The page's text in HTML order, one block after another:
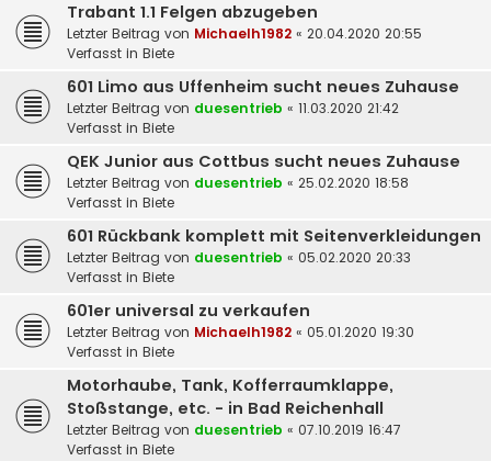
Trabant 1.1 Felgen abzugeben
Letzter Beitrag von Michaelh1982 « 20.04.2020 20:55
Verfasst in Biete
601 Limo aus Uffenheim sucht neues Zuhause
Letzter Beitrag von duesentrieb « 11.03.2020 21:42
Verfasst in Biete
QEK Junior aus Cottbus sucht neues Zuhause
Letzter Beitrag von duesentrieb « 25.02.2020 18:58
Verfasst in Biete
601 Rückbank komplett mit Seitenverkleidungen
Letzter Beitrag von duesentrieb « 05.02.2020 20:33
Verfasst in Biete
601er universal zu verkaufen
Letzter Beitrag von Michaelh1982 « 05.01.2020 19:30
Verfasst in Biete
Motorhaube, Tank, Kofferraumklappe,
Stoßstange, etc. - in Bad Reichenhall
Letzter Beitrag von duesentrieb « 07.10.2019 16:47
Verfasst in Biete